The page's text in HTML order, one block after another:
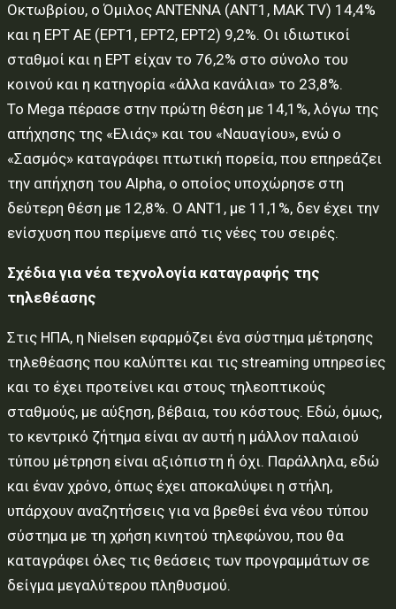
Οκτωβρίου, ο Όμιλος ΑΝΤΕΝΝΑ (ΑΝΤ1, ΜΑΚ TV) 14,4%
και η ΕΡΤ ΑΕ (ΕΡΤ1, ΕΡΤ2, ΕΡΤ2) 9,2%. Οι ιδιωτικοί
σταθμοί και η ΕΡΤ είχαν το 76,2% στο σύνολο του
κοινού και η κατηγορία «άλλα κανάλια» το 23,8%.
Το Mega πέρασε στην πρώτη θέση με 14,1%, λόγω της
απήχησης της «Ελιάς» και του «Ναυαγίου», ενώ ο
«Σασμός» καταγράφει πτωτική πορεία, που επηρεάζει
την απήχηση του Alpha, ο οποίος υποχώρησε στη
δεύτερη θέση με 12,8%. Ο ΑΝΤ1, με 11,1%, δεν έχει την
ενίσχυση που περίμενε από τις νέες του σειρές.
Σχέδια για νέα τεχνολογία καταγραφής της
τηλεθέασης
Στις ΗΠΑ, η Nielsen εφαρμόζει ένα σύστημα μέτρησης
τηλεθέασης που καλύπτει και τις streaming υπηρεσίες
και το έχει προτείνει και στους τηλεοπτικούς
σταθμούς, με αύξηση, βέβαια, του κόστους. Εδώ, όμως,
το κεντρικό ζήτημα είναι αν αυτή η μάλλον παλαιού
τύπου μέτρηση είναι αξιόπιστη ή όχι. Παράλληλα, εδώ
και έναν χρόνο, όπως έχει αποκαλύψει η στήλη,
υπάρχουν αναζητήσεις για να βρεθεί ένα νέου τύπου
σύστημα με τη χρήση κινητού τηλεφώνου, που θα
καταγράφει όλες τις θεάσεις των προγραμμάτων σε
δείγμα μεγαλύτερου πληθυσμού.